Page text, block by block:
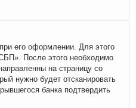
его оформлении. Для этого
После этого необходимо
на страницу со
нужно будет отсканировать
банка подтвердить